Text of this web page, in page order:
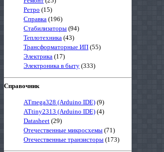
Ретро (15)
Справка (196)
Стабилизаторы (94)
Теплотехника (43)
Трансформаторные ИП (55)
Электрика (17)
Электроника в быту (333)
Справочник
ATmega328 (Arduino IDE) (9)
ATtiny2313 (Arduino IDE) (4)
Datasheet (29)
Отечественные микросхемы (71)
Отечественные транзисторы (173)